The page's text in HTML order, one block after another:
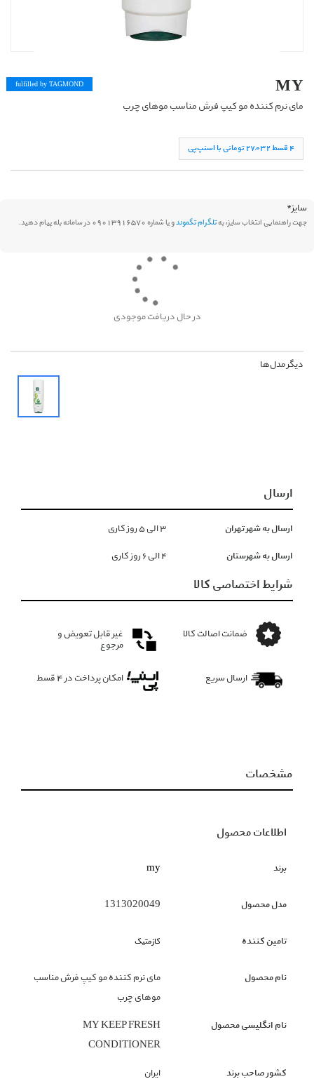
MY
مای نرم کننده مو کیپ فرش مناسب موهای چرب
fulfilled by TAGMOND
۴ قسط ۲۷,۰۳۲ تومانی با اسنپ‌پی
سایز*
جهت راهنمایی انتخاب سایز، بهتلگرام تگموندو یا شماره 09013916570 در سامانه بله پیام دهید.
در حال دریافت موجودی
دیگر مدل‌ها
ارسال
ارسال به شهر تهران ۳ الی ۵ روز کاری
ارسال به شهرستان ۴ الی ۶ روز کاری
شرایط اختصاصی کالا
ضمانت اصالت کالا
غیر قابل تعویض و
مرجوع
ارسال سریع امکان پرداخت در 4 قسط
مشخصات
اطلاعات محصول
برند my
مدل محصول 1313020049
تامین کننده کازمتیک
نام محصول
مای نرم کننده مو کیپ فرش مناسب
موهای چرب
نام انگلیسی محصول
MY KEEP FRESH
CONDITIONER
کشور صاحب برند ایران